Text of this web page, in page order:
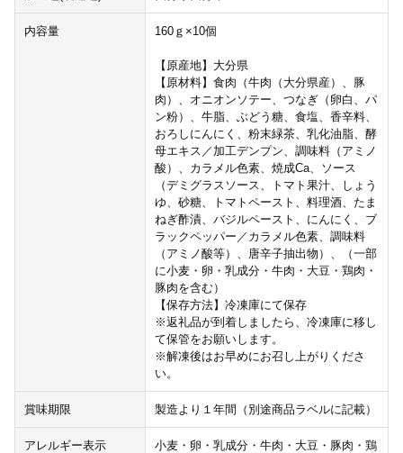
内容量 160ｇ×10個
【原産地】大分県
【原材料】食肉（牛肉（大分県産）、豚
肉）、オニオンソテー、つなぎ（卵白、パ
ン粉）、牛脂、ぶどう糖、食塩、香辛料、
おろしにんにく、粉末緑茶、乳化油脂、酵
母エキス／加工デンプン、調味料（アミノ
酸）、カラメル色素、焼成Ca、ソース
（デミグラスソース、トマト果汁、しょう
ゆ、砂糖、トマトペースト、料理酒、たま
ねぎ酢漬、バジルペースト、にんにく、ブ
ラックペッパー／カラメル色素、調味料
（アミノ酸等）、唐辛子抽出物）、（一部
に小麦・卵・乳成分・牛肉・大豆・鶏肉・
豚肉を含む）
【保存方法】冷凍庫にて保存
※返礼品が到着しましたら、冷凍庫に移し
て保管をお願いします。
※解凍後はお早めにお召し上がりくださ
い。
賞味期限 製造より１年間（別途商品ラベルに記載）
アレルギー表示 小麦・卵・乳成分・牛肉・大豆・豚肉・鶏